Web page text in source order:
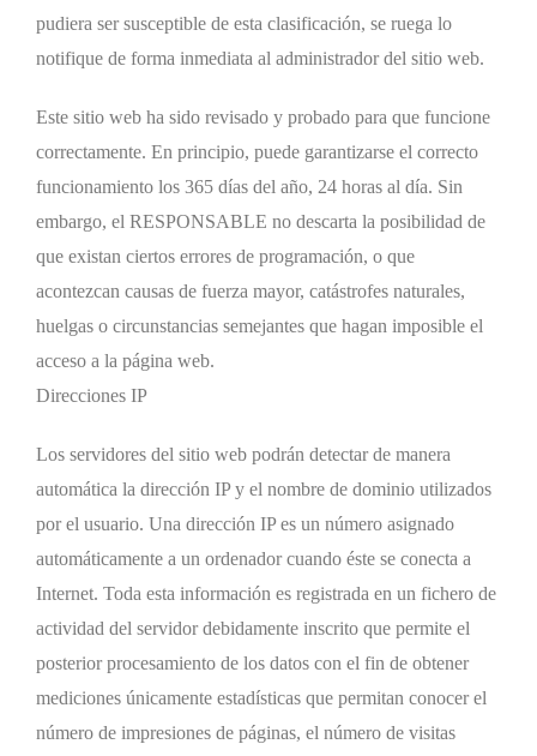
pudiera ser susceptible de esta clasificación, se ruega lo
notifique de forma inmediata al administrador del sitio web.
Este sitio web ha sido revisado y probado para que funcione
correctamente. En principio, puede garantizarse el correcto
funcionamiento los 365 días del año, 24 horas al día. Sin
embargo, el RESPONSABLE no descarta la posibilidad de
que existan ciertos errores de programación, o que
acontezcan causas de fuerza mayor, catástrofes naturales,
huelgas o circunstancias semejantes que hagan imposible el
acceso a la página web.
Direcciones IP
Los servidores del sitio web podrán detectar de manera
automática la dirección IP y el nombre de dominio utilizados
por el usuario. Una dirección IP es un número asignado
automáticamente a un ordenador cuando éste se conecta a
Internet. Toda esta información es registrada en un fichero de
actividad del servidor debidamente inscrito que permite el
posterior procesamiento de los datos con el fin de obtener
mediciones únicamente estadísticas que permitan conocer el
número de impresiones de páginas, el número de visitas